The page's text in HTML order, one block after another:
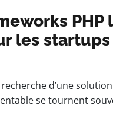
PHP
les startups
d’une
se tournent